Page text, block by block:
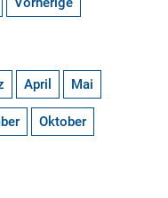
April Mai
Oktober